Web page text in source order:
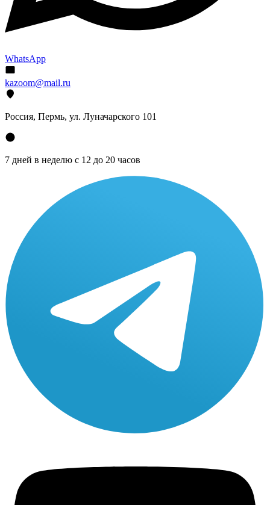
WhatsApp
kazoom@mail.ru
Россия, Пермь, ул. Луначарского 101
7 дней в неделю с 12 до 20 часов